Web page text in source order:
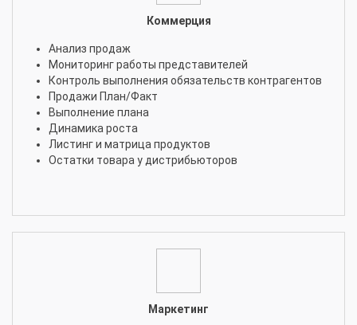
Коммерция
Анализ продаж
Мониторинг работы представителей
Контроль выполнения обязательств контрагентов
Продажи План/Факт
Выполнение плана
Динамика роста
Листинг и матрица продуктов
Остатки товара у дистрибьюторов
Маркетинг